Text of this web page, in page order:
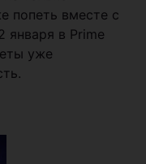
попеть вместе с
в Prime
уже